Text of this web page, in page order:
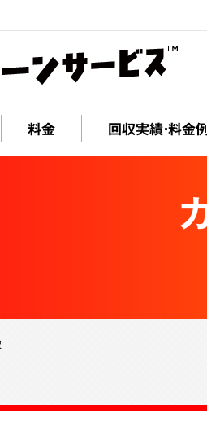
料金 回収実績・料金